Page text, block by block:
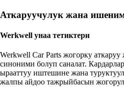
Аткаруучулук жана
Werkwell унаа тетиктери
Werkwell Car Parts жогорку
синоними болуп саналат.
ырааттуу иштешине жана
жалпы айдоо тажрыйбасын